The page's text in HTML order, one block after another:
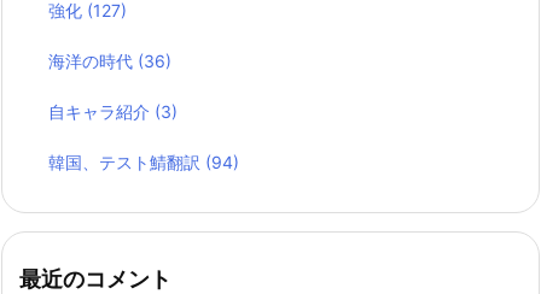
強化 (127)
海洋の時代 (36)
自キャラ紹介 (3)
韓国、テスト鯖翻訳 (94)
最近のコメント